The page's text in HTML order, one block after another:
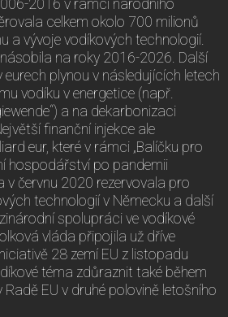
2016 v rámci národního
celkem okolo 700 milionů
a vývoje vodíkových technologií.
na roky 2016-2026. Další
plynou v následujících letech
vodíku v energetice (např.
a na dekarbonizaci
finanční injekce ale
eur, které v rámci „Balíčku pro
hospodářství po pandemii
v červnu 2020 rezervovala pro
technologií v Německu a další
spolupráci ve vodíkové
vláda připojila už dříve
28 zemí EU z listopadu
téma zdůraznit také během
EU v druhé polovině letošního